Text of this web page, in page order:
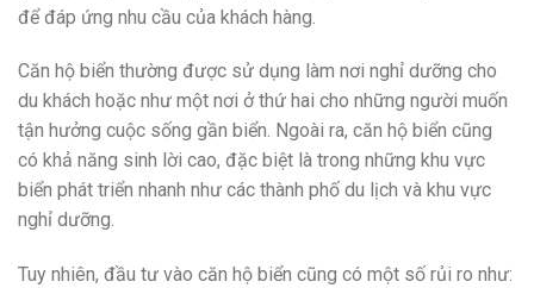
để đáp ứng nhu cầu của khách hàng.
Căn hộ biển thường được sử dụng làm nơi nghỉ dưỡng cho
du khách hoặc như một nơi ở thứ hai cho những người muốn
tận hưởng cuộc sống gần biển. Ngoài ra, căn hộ biển cũng
có khả năng sinh lời cao, đặc biệt là trong những khu vực
biển phát triển nhanh như các thành phố du lịch và khu vực
nghỉ dưỡng.
Tuy nhiên, đầu tư vào căn hộ biển cũng có một số rủi ro như: